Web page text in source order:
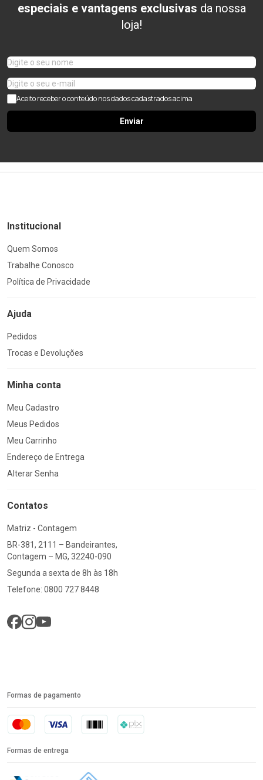
especiais e vantagens exclusivas da nossa
loja!
Aceito receber o conteúdo nos dados cadastrados acima
Enviar
Institucional
Quem Somos
Trabalhe Conosco
Política de Privacidade
Ajuda
Pedidos
Trocas e Devoluções
Minha conta
Meu Cadastro
Meus Pedidos
Meu Carrinho
Endereço de Entrega
Alterar Senha
Contatos
Matriz - Contagem
BR-381, 2111 – Bandeirantes,
Contagem – MG, 32240-090
Segunda a sexta de 8h às 18h
Telefone: 0800 727 8448
Formas de pagamento
Formas de entrega